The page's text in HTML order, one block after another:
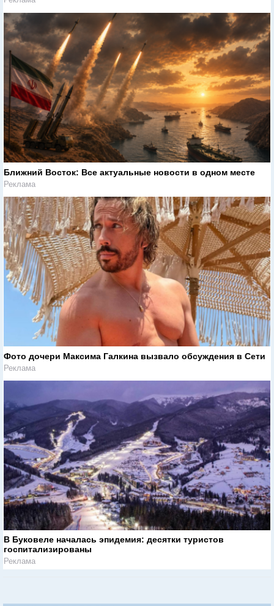
Ближний Восток: Все актуальные новости в одном месте
Реклама
Фото дочери Максима Галкина вызвало обсуждения в Сети
Реклама
В Буковеле началась эпидемия: десятки туристов
госпитализированы
Реклама